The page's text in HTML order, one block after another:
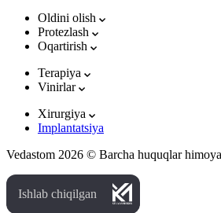
Oldini olish
Protezlash
Oqartirish
Terapiya
Vinirlar
Xirurgiya
Implantatsiya
Vedastom 2026 © Barcha huquqlar
Ishlab chiqilgan